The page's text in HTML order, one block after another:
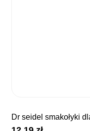
dr seidel smakołyki